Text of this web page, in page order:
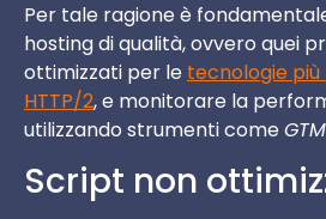
Per tale ragione è
hosting di qualità, ovvero quei
ottimizzati per le tecnologie
HTTP/2, e monitorare la
utilizzando strumenti come
Script non